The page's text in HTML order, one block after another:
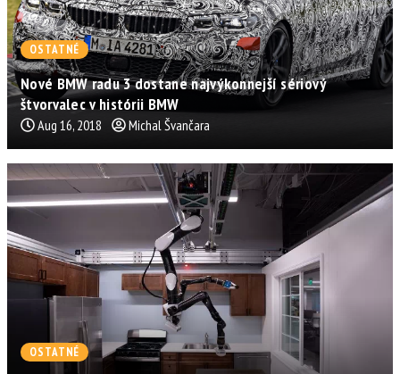
OSTATNÉ
Nové BMW radu 3 dostane najvýkonnejší sériový
štvorvalec v histórii BMW
Aug 16, 2018 Michal Švančara
OSTATNÉ